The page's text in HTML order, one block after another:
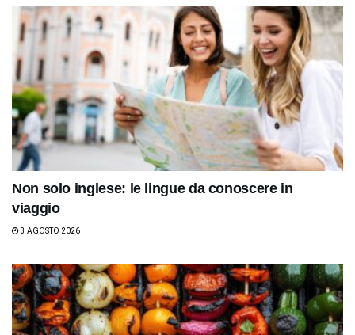
Non solo inglese: le lingue da conoscere in
viaggio
3 AGOSTO 2026